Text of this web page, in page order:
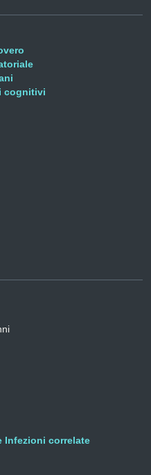
cognitivi
Infezioni correlate